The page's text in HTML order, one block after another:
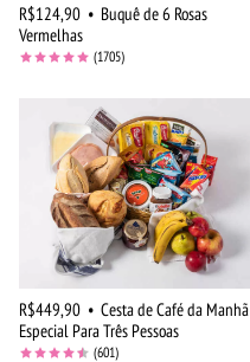
R$124,90 • Buquê de 6 Rosas
Vermelhas
(1705)
R$449,90 • Cesta de Café da Manhã
Especial Para Três Pessoas
(601)